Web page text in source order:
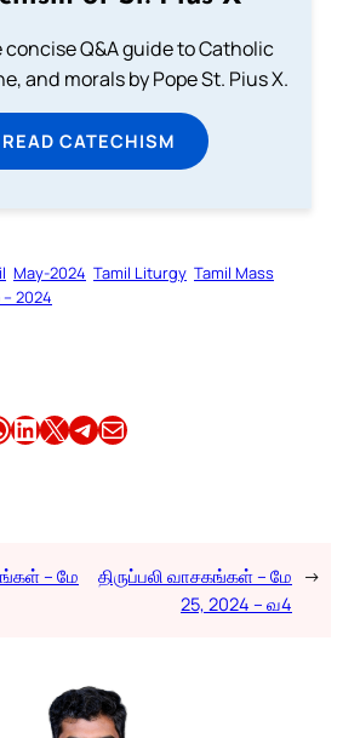
concise Q&A guide to Catholic
and morals by Pope St. Pius X.
READ CATECHISM
May-2024 Tamil Liturgy Tamil Mass
2024
Share this article on LinkedIn Share this article on X Share this article on TelegramEmail this Article
– மே
திருப்பலி வாசகங்கள் – மே
25, 2024 – வ4
→